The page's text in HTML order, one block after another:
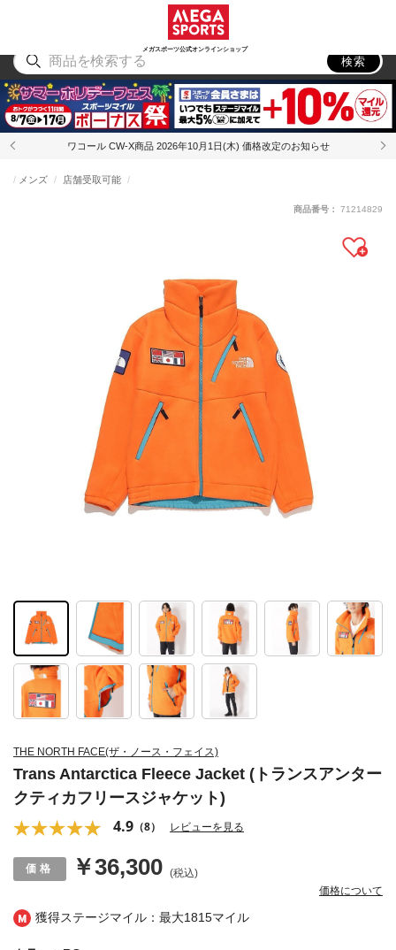
メガスポーツ公式オンラインショップ
アウトドア
検索
ワコール CW-X商品 2026年10月1日(木) 価格改定のお知らせ
獲得ステージマイル：最大1815マイル
THE NORTH FACE(ザ・ノース・フェイス)
Trans Antarctica Fleece Jacket (トランスアンター
クティカフリースジャケット)
4.9 （8） レビューを見る
メンズ 店舗受取可能
￥36,300 (税込)
価格について
商品番号： 71214829